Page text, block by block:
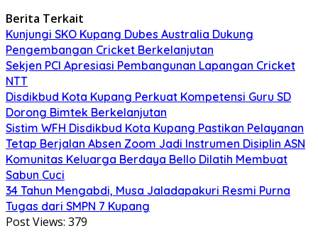
Berita Terkait
Kunjungi SKO Kupang Dubes Australia Dukung
Pengembangan Cricket Berkelanjutan
Sekjen PCI Apresiasi Pembangunan Lapangan Cricket
NTT
Disdikbud Kota Kupang Perkuat Kompetensi Guru SD
Dorong Bimtek Berkelanjutan
Sistim WFH Disdikbud Kota Kupang Pastikan Pelayanan
Tetap Berjalan Absen Zoom Jadi Instrumen Disiplin ASN
Komunitas Keluarga Berdaya Bello Dilatih Membuat
Sabun Cuci
34 Tahun Mengabdi, Musa Jaladapakuri Resmi Purna
Tugas dari SMPN 7 Kupang
Post Views: 379